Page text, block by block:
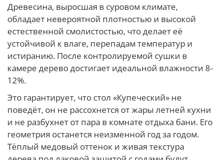
Древесина, выросшая в суровом климате,
обладает невероятной плотностью и высокой
естественной смолистостью, что делает её
устойчивой к влаге, перепадам температур и
истиранию. После контролируемой сушки в
камере дерево достигает идеальной влажности 8-
12%.
Это гарантирует, что стол «Купеческий» не
поведёт, он не рассохнется от жары летней кухни
и не разбухнет от пара в комнате отдыха бани. Его
геометрия останется неизменной год за годом.
Тёплый медовый оттенок и живая текстура